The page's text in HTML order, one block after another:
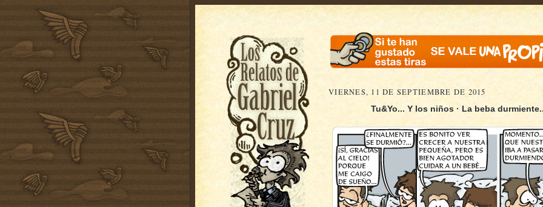
VIERNES, 11 DE SEPTIEMBRE DE 2015
Tu&Yo... Y los niños · La beba